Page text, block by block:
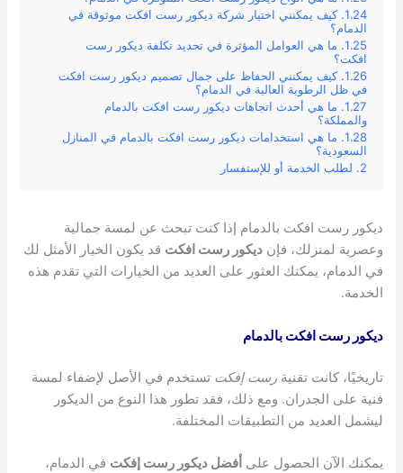
كيف يمكنني اختيار شركة ديكور رست افكت موثوقة في
الدمام؟
ما هي العوامل المؤثرة في تحديد تكلفة ديكور رست
افكت؟
كيف يمكنني الحفاظ على جمال تصميم ديكور رست افكت
في ظل الرطوبة العالية في الدمام؟
ما هي أحدث اتجاهات ديكور رست افكت بالدمام
والمملكة؟
ما هي استخدامات ديكور رست افكت بالدمام في المنازل
السعودية؟
لطلب الخدمة أو للإستفسار
ديكور رست افكت بالدمام إذا كنت تبحث عن لمسة جمالية
وعصرية لمنزلك، فإنديكور رست افكت قد يكون الخيار الأمثل لك
في الدمام، يمكنك العثور على العديد من الخيارات التي تقدم هذه
الخدمة.
ديكور رست افكت بالدمام
تاريخيًا، كانت تقنيةرست إفكت تستخدم في الأصل لإضفاء لمسة
فنية على الجدران. ومع ذلك، فقد تطور هذا النوع من الديكور
ليشمل العديد من التطبيقات المختلفة.
يمكنك الآن الحصول على أفضل ديكور رست إفكت في الدمام،